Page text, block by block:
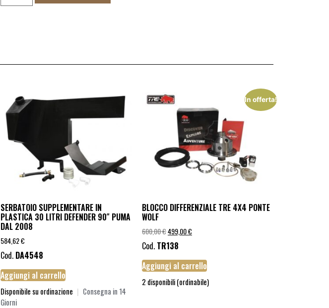
SERBATOIO SUPPLEMENTARE IN
PLASTICA 30 LITRI DEFENDER 90″ PUMA
DAL 2008
584,62€
Cod. DA4548
Aggiungi al carrello
Disponibile su ordinazione | Consegna in 14
Giorni
In offerta!
BLOCCO DIFFERENZIALE TRE 4X4 PONTE
WOLF
600,00€499,00€
Cod. TR138
Aggiungi al carrello
2 disponibili (ordinabile)